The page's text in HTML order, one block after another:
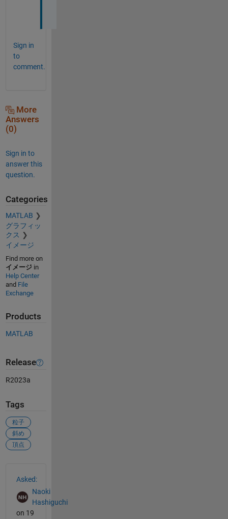
Sign in
to
comment.
More
Answers
(0)
Sign in to
answer this
question.
Categories
MATLAB
グラフィッ
クス
イメージ
Find more on
イメージin
Help Center
and File
Exchange
Products
MATLAB
Release
R2023a
Tags
粒子
斜め
頂点
Asked:
Naoki
Hashiguchi
on 19